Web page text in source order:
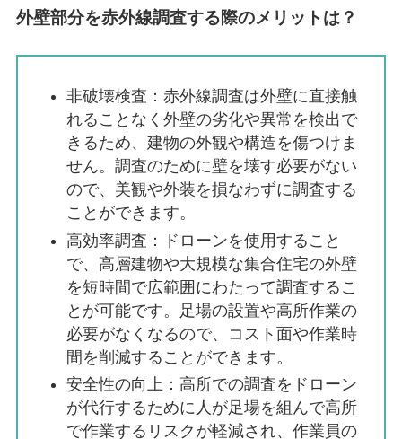
外壁部分を赤外線調査する際のメリットは？
非破壊検査：赤外線調査は外壁に直接触
れることなく外壁の劣化や異常を検出で
きるため、建物の外観や構造を傷つけま
せん。調査のために壁を壊す必要がない
ので、美観や外装を損なわずに調査する
ことができます。
高効率調査：ドローンを使用すること
で、高層建物や大規模な集合住宅の外壁
を短時間で広範囲にわたって調査するこ
とが可能です。足場の設置や高所作業の
必要がなくなるので、コスト面や作業時
間を削減することができます。
安全性の向上：高所での調査をドローン
が代行するために人が足場を組んで高所
で作業するリスクが軽減され、作業員の